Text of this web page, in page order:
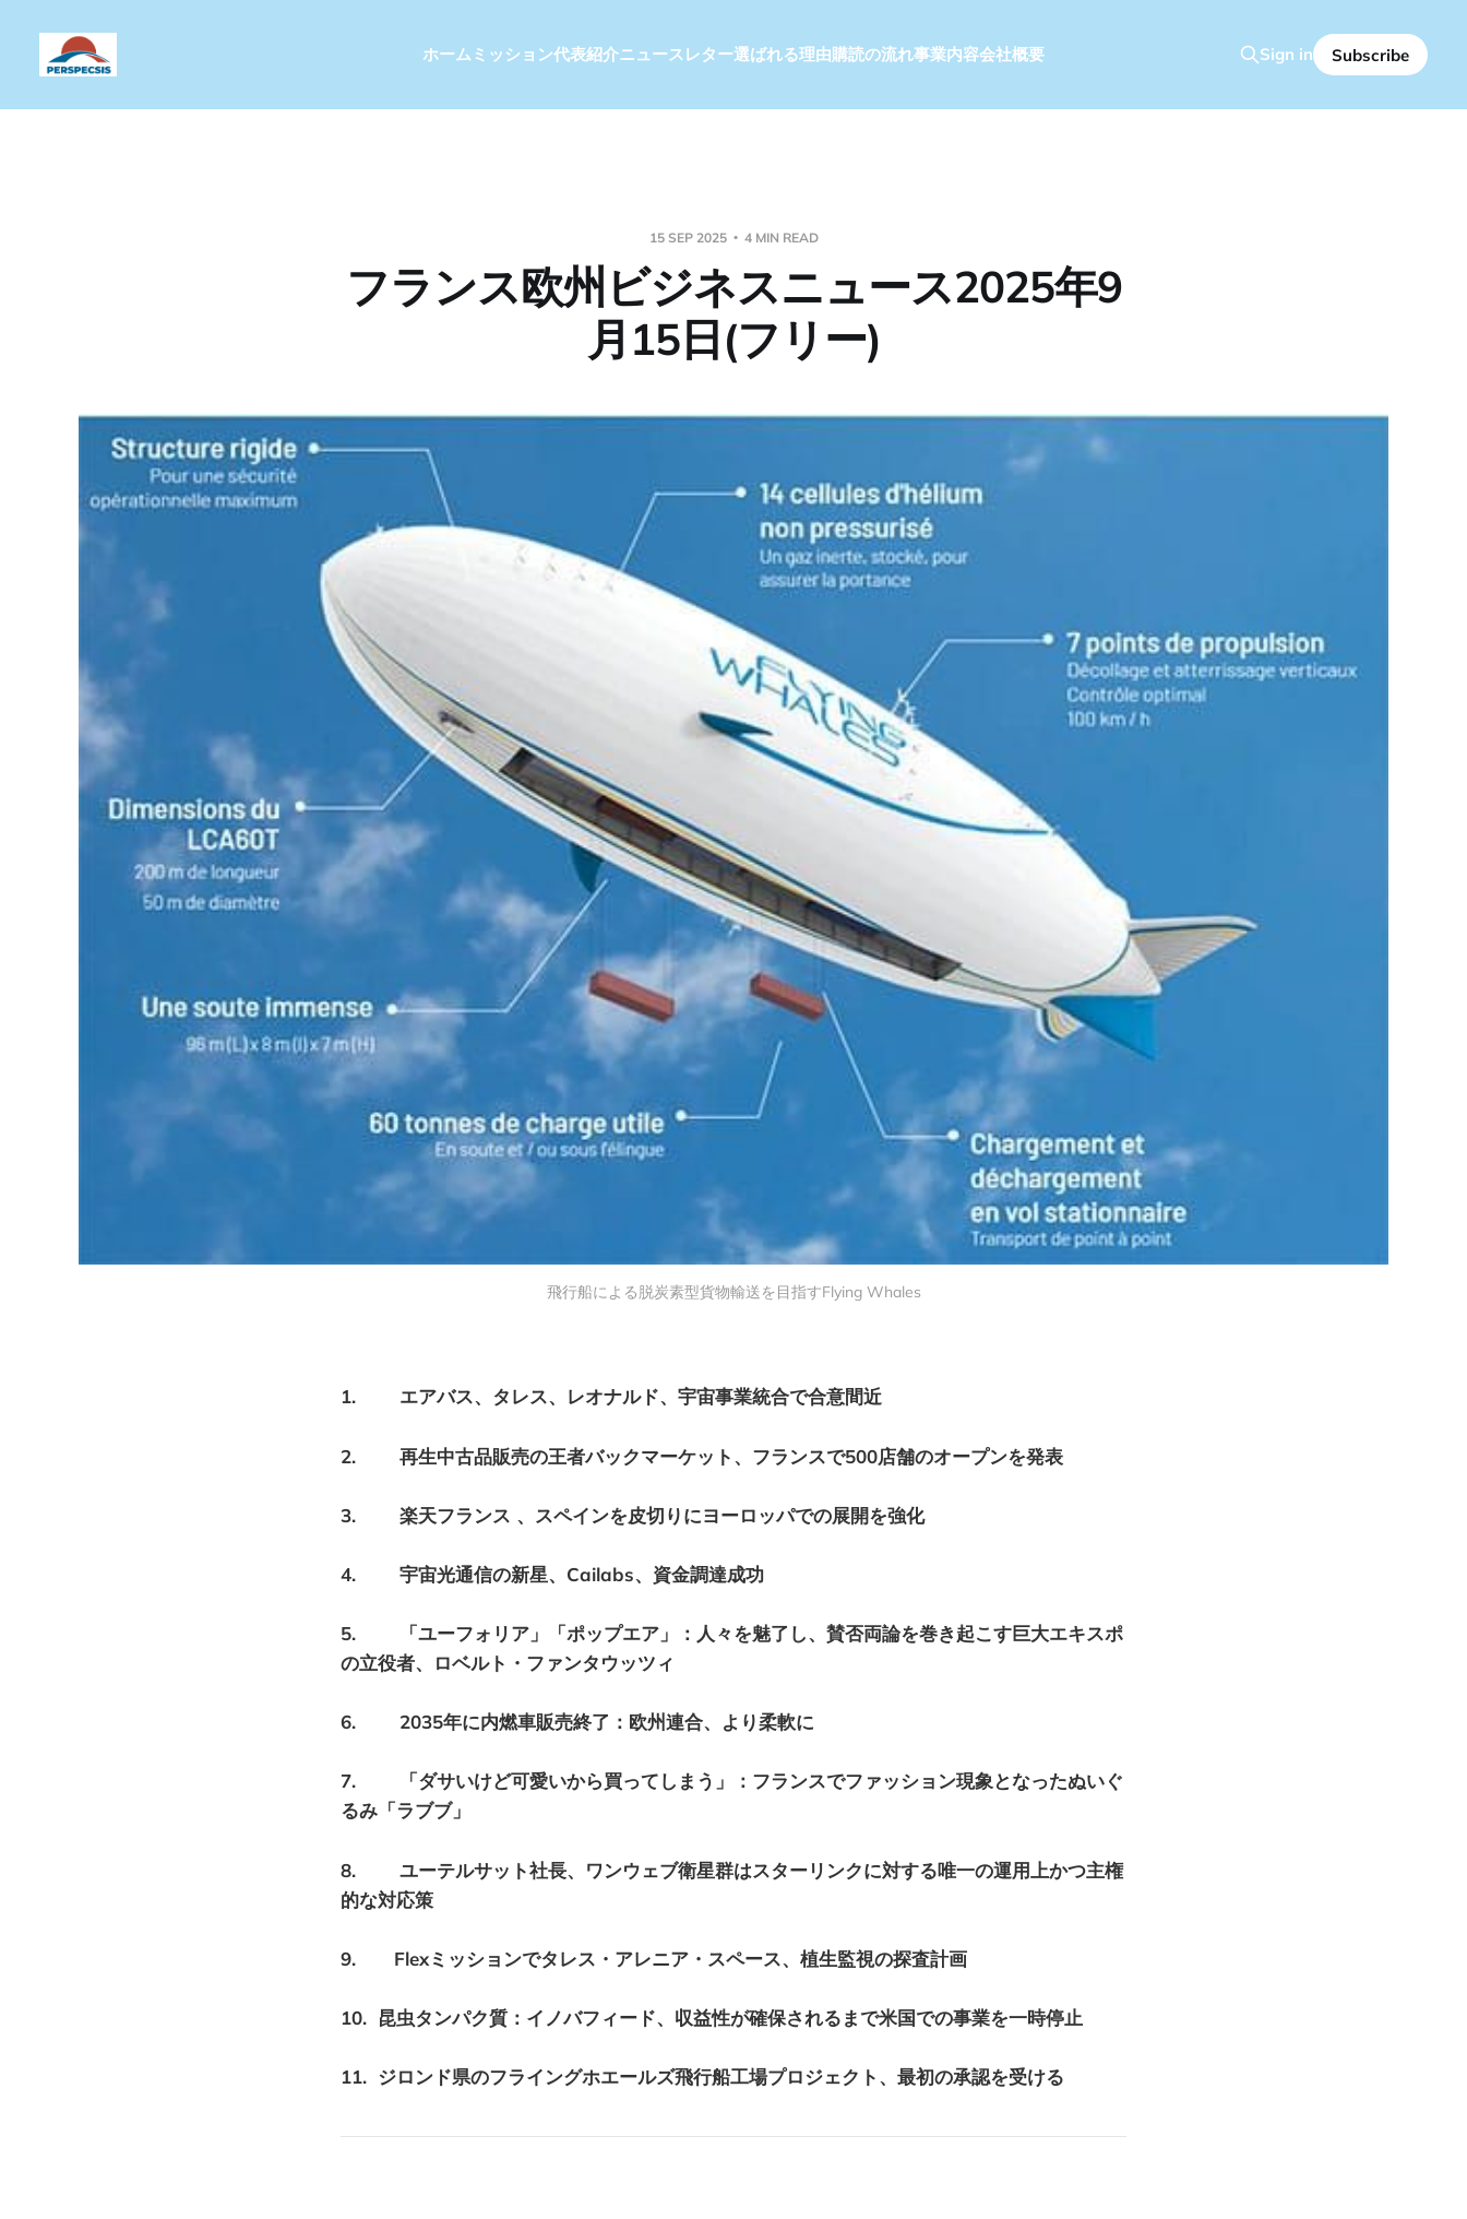
ホームミッション代表紹介ニュースレター選ばれる理由購読の流れ事業内容会社概要 Sign in Subscribe
15 SEP 2025 4 MIN READ
フランス欧州ビジネスニュース2025年9
月15日(フリー)
飛行船による脱炭素型貨物輸送を目指すFlying Whales
1. エアバス、タレス、レオナルド、宇宙事業統合で合意間近
2. 再生中古品販売の王者バックマーケット、フランスで500店舗のオープンを発表
3. 楽天フランス 、スペインを皮切りにヨーロッパでの展開を強化
4. 宇宙光通信の新星、Cailabs、資金調達成功
5. 「ユーフォリア」「ポップエア」：人々を魅了し、賛否両論を巻き起こす巨大エキスポ
の立役者、ロベルト・ファンタウッツィ
6. 2035年に内燃車販売終了：欧州連合、より柔軟に
7. 「ダサいけど可愛いから買ってしまう」：フランスでファッション現象となったぬいぐ
るみ「ラブブ」
8. ユーテルサット社長、ワンウェブ衛星群はスターリンクに対する唯一の運用上かつ主権
的な対応策
9. Flexミッションでタレス・アレニア・スペース、植生監視の探査計画
10. 昆虫タンパク質：イノバフィード、収益性が確保されるまで米国での事業を一時停止
11. ジロンド県のフライングホエールズ飛行船工場プロジェクト、最初の承認を受ける